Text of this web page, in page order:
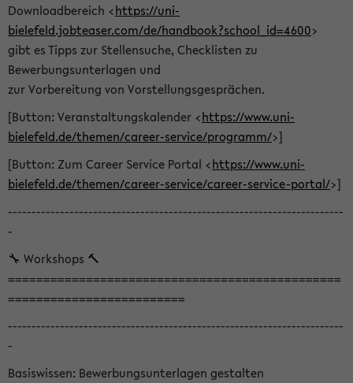
Downloadbereich <https://uni-
bielefeld.jobteaser.com/de/handbook?school_id=4600>
gibt es Tipps zur Stellensuche, Checklisten zu
Bewerbungsunterlagen und
zur Vorbereitung von Vorstellungsgesprächen.
[Button: Veranstaltungskalender <https://www.uni-
bielefeld.de/themen/career-service/programm/>]
[Button: Zum Career Service Portal <https://www.uni-
bielefeld.de/themen/career-service/career-service-portal/>]
-----------------------------------------------------------------------
-
🔧 Workshops 🔨
===============================================
=========================
-----------------------------------------------------------------------
-
Basiswissen: Bewerbungsunterlagen gestalten